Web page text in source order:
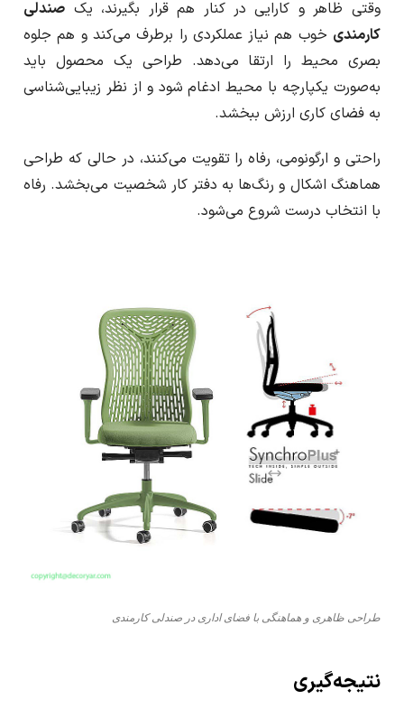
وقتی ظاهر و کارایی در کنار هم قرار بگیرند، یک صندلی
کارمندی خوب هم نیاز عملکردی را برطرف می‌کند و هم جلوه
بصری محیط را ارتقا می‌دهد. طراحی یک محصول باید
به‌صورت یکپارچه با محیط ادغام شود و از نظر زیبایی‌شناسی
به فضای کاری ارزش ببخشد.
راحتی و ارگونومی، رفاه را تقویت می‌کنند، در حالی که طراحی
هماهنگ اشکال و رنگ‌ها به دفتر کار شخصیت می‌بخشد. رفاه
با انتخاب درست شروع می‌شود.
طراحی ظاهری و هماهنگی با فضای اداری در صندلی کارمندی
نتیجه‌گیری